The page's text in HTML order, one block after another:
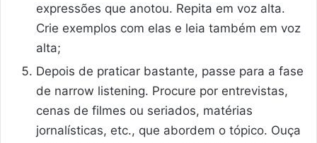
expressões que anotou. Repita em voz alta.
Crie exemplos com elas e leia também em voz
alta;
Depois de praticar bastante, passe para a fase
de narrow listening. Procure por entrevistas,
cenas de filmes ou seriados, matérias
jornalísticas, etc., que abordem o tópico. Ouça